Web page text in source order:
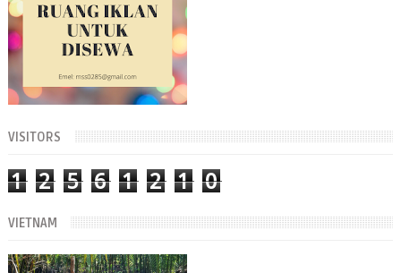
VISITORS
1 2 5 6 1 2 1 0
VIETNAM